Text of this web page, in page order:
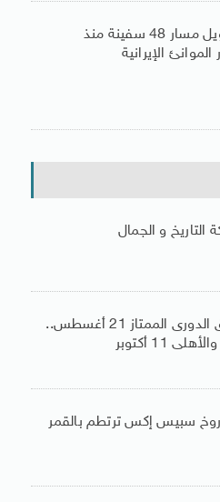
(سنتكوم): تحويل مسار 48 سفينة منذ
الإيرانية
التاريخ و الجمال
رسميًا.. انطلاق الدورى الممتاز 21 أغسطس..
11 أكتوبر
سبيس إكس ترتطم بالقمر